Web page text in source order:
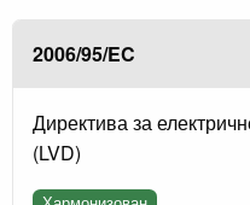
2006/95/EC
Директива за
(LVD)